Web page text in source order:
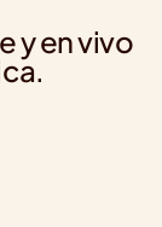
y en vivo